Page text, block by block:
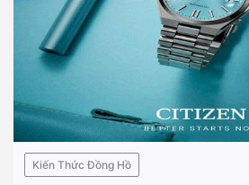
Kiến Thức Đồng Hồ